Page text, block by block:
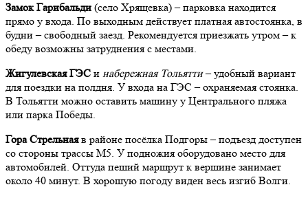
Замок Гарибальди (село Хрящевка) – парковка находится
прямо у входа. По выходным действует платная автостоянка, в
будни – свободный заезд. Рекомендуется приезжать утром – к
обеду возможны затруднения с местами.
Жигулевская ГЭС и набережная Тольятти– удобный вариант
для поездки на полдня. У входа на ГЭС – охраняемая стоянка.
В Тольятти можно оставить машину у Центрального пляжа
или парка Победы.
Гора Стрельнаяв районе посёлка Подгоры – подъезд доступен
со стороны трассы М5. У подножия оборудовано место для
автомобилей. Оттуда пеший маршрут к вершине занимает
около 40 минут. В хорошую погоду виден весь изгиб Волги.